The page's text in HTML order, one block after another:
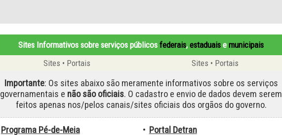
Sites Informativos sobre serviços públicosfederais,estaduais emunicipais
Sites • Portais
Sites • Portais
Importante: Os sites abaixo são meramente informativos sobre os serviços
governamentais e não são oficiais. O cadastro e envio de dados devem serem
feitos apenas nos/pelos canais/sites oficiais dos orgãos do governo.
Programa Pé-de-Meia • Portal Detran